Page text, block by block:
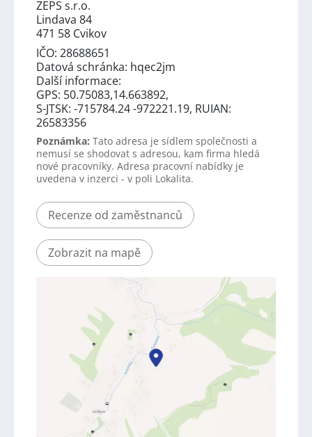
ZEPS s.r.o.
Lindava 84
471 58 Cvikov
IČO: 28688651
Datová schránka: hqec2jm
Další informace:
GPS: 50.75083,14.663892,
S-JTSK: -715784.24 -972221.19, RUIAN:
26583356
Poznámka: Tato adresa je sídlem společnosti a
nemusí se shodovat s adresou, kam firma hledá
nové pracovníky. Adresa pracovní nabídky je
uvedena v inzerci - v poli Lokalita.
Recenze od zaměstnanců
Zobrazit na mapě